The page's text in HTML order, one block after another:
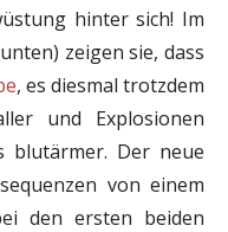
hinter sich! Im
zeigen sie, dass
, es diesmal trotzdem
und Explosionen
blutärmer. Der neue
von einem
den ersten beiden